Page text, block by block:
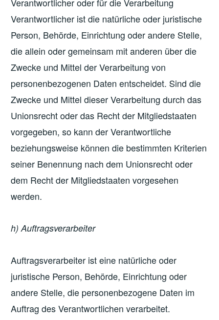
Verantwortlicher ist die natürliche oder juristische
Person, Behörde, Einrichtung oder andere Stelle,
die allein oder gemeinsam mit anderen über die
Zwecke und Mittel der Verarbeitung von
personenbezogenen Daten entscheidet. Sind die
Zwecke und Mittel dieser Verarbeitung durch das
Unionsrecht oder das Recht der Mitgliedstaaten
vorgegeben, so kann der Verantwortliche
beziehungsweise können die bestimmten Kriterien
seiner Benennung nach dem Unionsrecht oder
dem Recht der Mitgliedstaaten vorgesehen
werden.
h) Auftragsverarbeiter
Auftragsverarbeiter ist eine natürliche oder
juristische Person, Behörde, Einrichtung oder
andere Stelle, die personenbezogene Daten im
Auftrag des Verantwortlichen verarbeitet.